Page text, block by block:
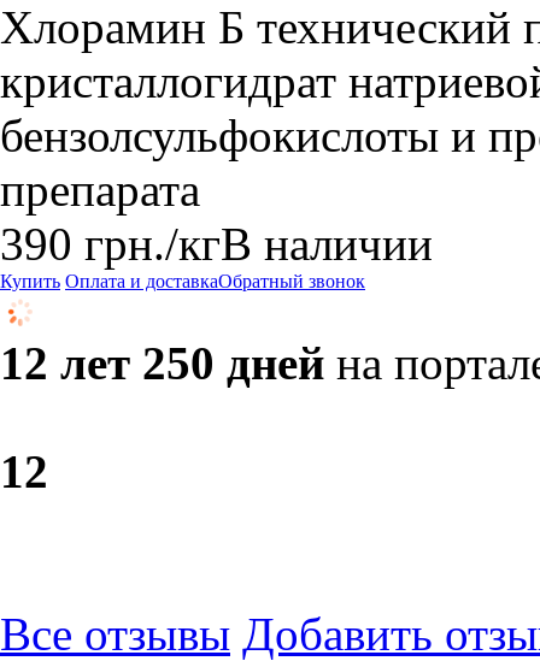
Хлорамин Б технический
кристаллогидрат
бензолсульфокислоты и
препарата
390 грн./кгВ наличии
Купить Оплата и доставкаОбратный звонок
12 лет 250 дней на
12
Все отзывы Добавить